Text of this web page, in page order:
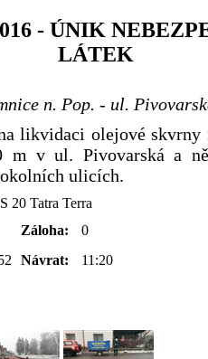
- ÚNIK
LÁTEK
n. Pop. - ul.
likvidaci olejové skvrny
m v ul. Pivovarská a
ulicích.
20 Tatra Terra
Záloha: 0
Návrat: 11:20